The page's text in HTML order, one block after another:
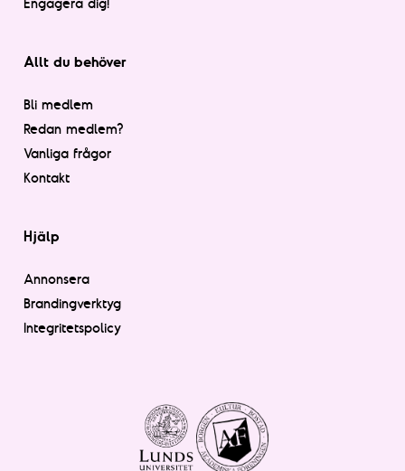
Allt du behöver
Bli medlem
Redan medlem?
Vanliga frågor
Kontakt
Hjälp
Annonsera
Brandingverktyg
Integritetspolicy